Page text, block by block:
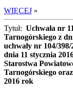
WIĘCEJ »
Tytuł: Uchwała nr
Tarnogórskiego z
uchwały nr 104/
dnia 11 stycznia
Starostwa
Tarnogórskiego
2016 rok